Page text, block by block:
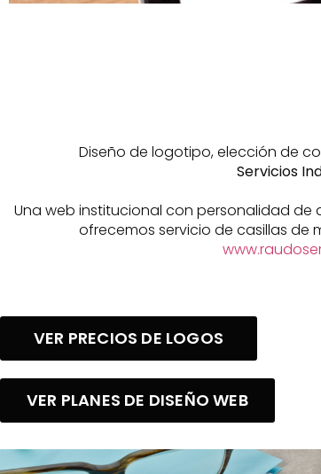
Diseño de logotipo, elección de
Servicios
Una web institucional con personalidad
ofrecemos servicio de casillas de
VER PRECIOS DE LOGOS
VER PLANES DE DISEÑO WEB